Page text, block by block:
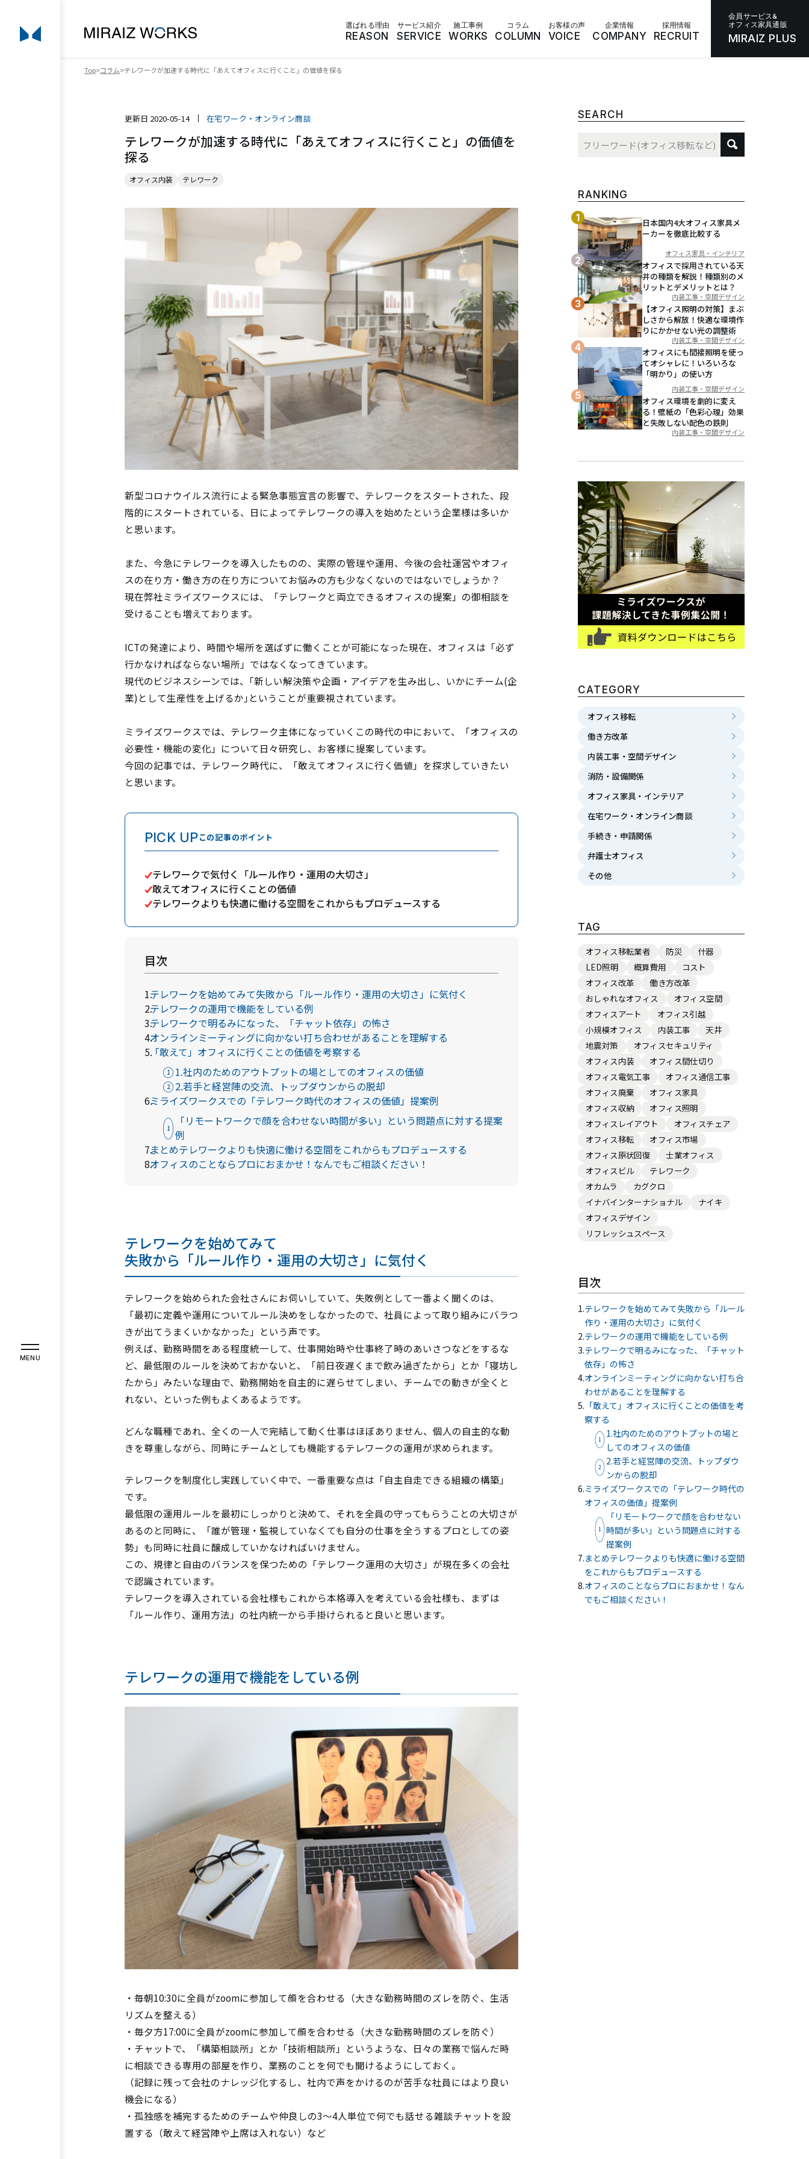
選ばれる理由
REASON
サービス紹介
SERVICE
施工事例
WORKS
コラム
COLUMN
お客様の声
VOICE
企業情報
COMPANY
採用情報
RECRUIT
会員サービス&
オフィス家具通販
MIRAIZ PLUS
MENU
会員ログイン
REASON
オフィス移転プロジェクトマネジメント
オフィスファシリティ
オフィスビルリノベーション
WORKS 施工事例
VOICE お客様の声
インタビュー お客様の声
代表メッセージ 企業理念 会社概要 オフィス・アクセス
RECRUIT 採用情報
スタッフ紹介
Instagram Facebook
NEWS 新着情報
COLUMN コラム
無料相談・お問い合わせ
オフィスデザイン/費用の
シミュレーション
資料請求・ダウンロード
協力会社様募集
会員サービス&オフィス家具通販
MIRAIZ PLUS
ミライズプラス
Top コラム テレワークが加速する時代に「あえてオフィスに行くこと」の価値を探る
更新日 2020-05-14 在宅ワーク・オンライン商談
テレワークが加速する時代に「あえてオフィスに行くこと」の価値を
探る
オフィス内装 テレワーク
新型コロナウイルス流行による緊急事態宣言の影響で、テレワークをスタートされた、段
階的にスタートされている、日によってテレワークの導入を始めたという企業様は多いか
と思います。
また、今急にテレワークを導入したものの、実際の管理や運用、今後の会社運営やオフィ
スの在り方・働き方の在り方についてお悩みの方も少なくないのではないでしょうか？
現在弊社ミライズワークスには、「テレワークと両立できるオフィスの提案」の御相談を
受けることも増えております。
ICTの発達により、時間や場所を選ばずに働くことが可能になった現在、オフィスは「必ず
行かなければならない場所」ではなくなってきています。
現代のビジネスシーンでは、｢新しい解決策や企画・アイデアを生み出し、いかにチーム(企
業)として生産性を上げるか｣ということが重要視されています。
ミライズワークスでは、テレワーク主体になっていくこの時代の中において、「オフィスの
必要性・機能の変化」について日々研究し、お客様に提案しています。
今回の記事では、テレワーク時代に、「敢えてオフィスに行く価値」を探求していきたい
と思います。
PICK UPこの記事のポイント
テレワークで気付く「ルール作り・運用の大切さ」
敢えてオフィスに行くことの価値
テレワークよりも快適に働ける空間をこれからもプロデュースする
目次
テレワークを始めてみて失敗から「ルール作り・運用の大切さ」に気付く
テレワークの運用で機能をしている例
テレワークで明るみになった、「チャット依存」の怖さ
オンラインミーティングに向かない打ち合わせがあることを理解する
「敢えて」オフィスに行くことの価値を考察する
1.社内のためのアウトプットの場としてのオフィスの価値
2.若手と経営陣の交流、トップダウンからの脱却
ミライズワークスでの「テレワーク時代のオフィスの価値」提案例
「リモートワークで顔を合わせない時間が多い」という問題点に対する提案
例
まとめテレワークよりも快適に働ける空間をこれからもプロデュースする
オフィスのことならプロにおまかせ！なんでもご相談ください！
テレワークを始めてみて
失敗から「ルール作り・運用の大切さ」に気付く
テレワークを始められた会社さんにお伺いしていて、失敗例として一番よく聞くのは、
「最初に定義や運用についてルール決めをしなかったので、社員によって取り組みにバラつ
きが出てうまくいかなかった」という声です。
例えば、勤務時間をある程度統一して、仕事開始時や仕事終了時のあいさつなどをするな
ど、最低限のルールを決めておかないと、「前日夜遅くまで飲み過ぎたから」とか「寝坊し
たから」みたいな理由で、勤務開始を自主的に遅らせてしまい、チームでの動きが全くと
れない、といった例もよくあるようです。
どんな職種であれ、全くの一人で完結して動く仕事はほぼありません、個人の自主的な動
きを尊重しながら、同時にチームとしても機能するテレワークの運用が求められます。
テレワークを制度化し実践していく中で、一番重要な点は「自主自走できる組織の構築」
です。
最低限の運用ルールを最初にしっかりと決めて、それを全員の守ってもらうことの大切さが
あるのと同時に、「誰が管理・監視していなくても自分の仕事を全うするプロとしての姿
勢」も同時に社員に醸成していかなければいけません。
この、規律と自由のバランスを保つための「テレワーク運用の大切さ」が現在多くの会社
で認識されています。
テレワークを導入されている会社様もこれから本格導入を考えている会社様も、まずは
「ルール作り、運用方法」の社内統一から手掛けられると良いと思います。
テレワークの運用で機能をしている例
・毎朝10:30に全員がzoomに参加して顔を合わせる（大きな勤務時間のズレを防ぐ、生活
リズムを整える）
・毎夕方17:00に全員がzoomに参加して顔を合わせる（大きな勤務時間のズレを防ぐ）
・チャットで、「構築相談所」とか「技術相談所」というような、日々の業務で悩んだ時
に相談できる専用の部屋を作り、業務のことを何でも聞けるようにしておく。
（記録に残って会社のナレッジ化するし、社内で声をかけるのが苦手な社員にはより良い
機会になる）
・孤独感を補完するためのチームや仲良しの3～4人単位で何でも話せる雑談チャットを設
置する（敢えて経営陣や上席は入れない）など
SEARCH
RANKING
日本国内4大オフィス家具メ
ーカーを徹底比較する
オフィス家具・インテリア
オフィスで採用されている天
井の種類を解説！種類別のメ
リットとデメリットとは？
内装工事・空間デザイン
【オフィス照明の対策】まぶ
しさから解放！快適な環境作
りにかかせない光の調整術
内装工事・空間デザイン
オフィスにも間接照明を使っ
てオシャレに！いろいろな
「明かり」の使い方
内装工事・空間デザイン
オフィス環境を劇的に変え
る！壁紙の「色彩心理」効果
と失敗しない配色の鉄則
内装工事・空間デザイン
CATEGORY
オフィス移転
働き方改革
内装工事・空間デザイン
消防・設備関係
オフィス家具・インテリア
在宅ワーク・オンライン商談
手続き・申請関係
弁護士オフィス
その他
TAG
オフィス移転業者
防災
什器
LED照明
概算費用
コスト
オフィス改革
働き方改革
おしゃれなオフィス
オフィス空間
オフィスアート
オフィス引越
小規模オフィス
内装工事
天井
地震対策
オフィスセキュリティ
オフィス内装
オフィス間仕切り
オフィス電気工事
オフィス通信工事
オフィス廃棄
オフィス家具
オフィス収納
オフィス照明
オフィスレイアウト
オフィスチェア
オフィス移転
オフィス市場
オフィス原状回復
士業オフィス
オフィスビル
テレワーク
オカムラ
カグクロ
イナバインターナショナル
ナイキ
オフィスデザイン
リフレッシュスペース
目次
テレワークを始めてみて失敗から「ルール
作り・運用の大切さ」に気付く
テレワークの運用で機能をしている例
テレワークで明るみになった、「チャット
依存」の怖さ
オンラインミーティングに向かない打ち合
わせがあることを理解する
「敢えて」オフィスに行くことの価値を考
察する
1.社内のためのアウトプットの場と
してのオフィスの価値
2.若手と経営陣の交流、トップダウ
ンからの脱却
ミライズワークスでの「テレワーク時代の
オフィスの価値」提案例
「リモートワークで顔を合わせない
時間が多い」という問題点に対する
提案例
まとめテレワークよりも快適に働ける空間
をこれからもプロデュースする
オフィスのことならプロにおまかせ！なん
でもご相談ください！